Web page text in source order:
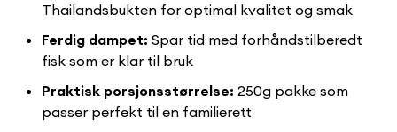
Thailandsbukten for optimal kvalitet og smak
Ferdig dampet: Spar tid med forhåndstilberedt
fisk som er klar til bruk
Praktisk porsjonsstørrelse: 250g pakke som
passer perfekt til en familierett